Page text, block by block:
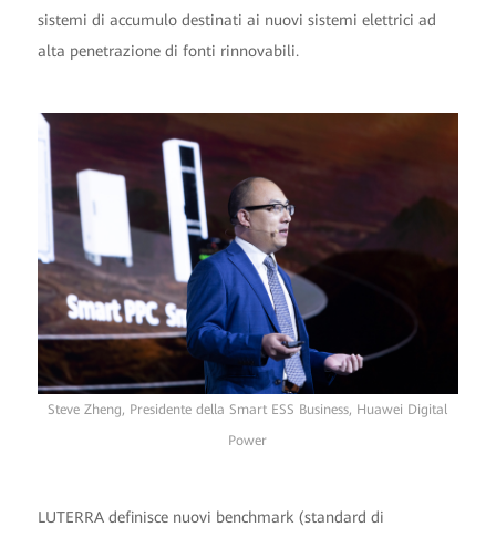
sistemi di accumulo destinati ai nuovi sistemi elettrici ad
alta penetrazione di fonti rinnovabili.
Steve Zheng, Presidente della Smart ESS Business, Huawei Digital
Power
LUTERRA definisce nuovi benchmark (standard di